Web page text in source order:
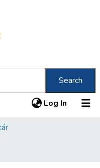
Search
Log In (current)